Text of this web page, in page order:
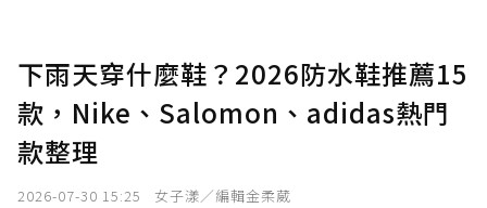
下雨天穿什麼鞋？2026防水鞋推薦15
款，Nike、Salomon、adidas熱門
款整理
2026-07-30 15:25 女子漾／編輯金柔葳